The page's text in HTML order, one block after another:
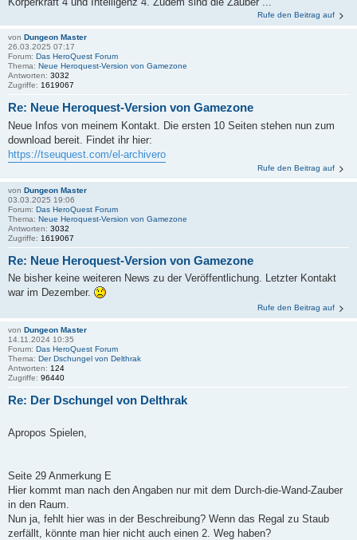
Rufe den Beitrag auf
von Dungeon Master
26.03.2025 07:17
Forum: Das HeroQuest Forum
Thema: Neue Heroquest-Version von Gamezone
Antworten: 3032
Zugriffe: 1619067
Re: Neue Heroquest-Version von Gamezone
Neue Infos von meinem Kontakt. Die ersten 10 Seiten stehen nun zum
download bereit. Findet ihr hier:
https://tseuquest.com/el-archivero
Rufe den Beitrag auf
von Dungeon Master
03.03.2025 19:06
Forum: Das HeroQuest Forum
Thema: Neue Heroquest-Version von Gamezone
Antworten: 3032
Zugriffe: 1619067
Re: Neue Heroquest-Version von Gamezone
Ne bisher keine weiteren News zu der Veröffentlichung. Letzter Kontakt
war im Dezember.
Rufe den Beitrag auf
von Dungeon Master
14.11.2024 10:35
Forum: Das HeroQuest Forum
Thema: Der Dschungel von Delthrak
Antworten: 124
Zugriffe: 96440
Re: Der Dschungel von Delthrak
Apropos Spielen,
Seite 29 Anmerkung E
Hier kommt man nach den Angaben nur mit dem Durch-die-Wand-Zauber
in den Raum.
Nun ja, fehlt hier was in der Beschreibung? Wenn das Regal zu Staub
zerfällt, könnte man hier nicht auch einen 2. Weg haben?